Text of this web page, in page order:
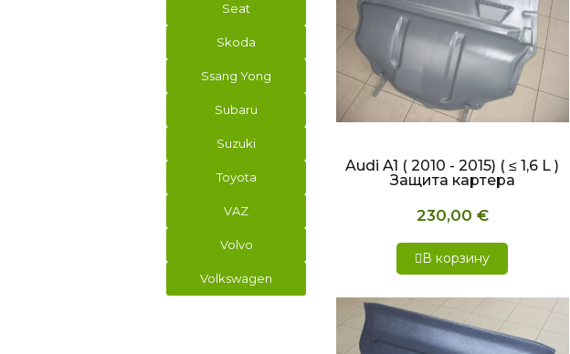
Seat
Skoda
Ssang Yong
Subaru
Suzuki
Toyota
VAZ
Volvo
Volkswagen
БЫСТРЫЙ ПРОСМОТР
Audi A1 ( 2010 - 2015) ( ≤ 1,6 L )
Защита картера
230,00 €
В корзину